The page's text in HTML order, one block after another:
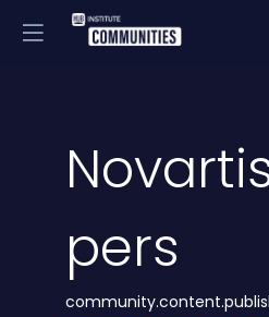
pers